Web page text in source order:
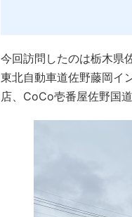
今回訪問したのは栃木県
東北自動車道佐野藤岡イ
店、CoCo壱番屋佐野国道